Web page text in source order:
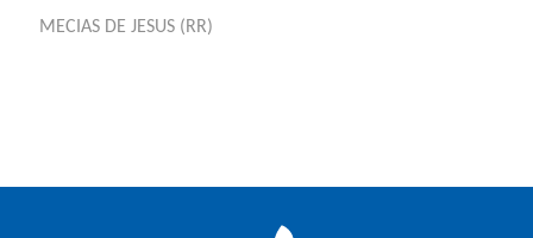
MECIAS DE JESUS (RR)